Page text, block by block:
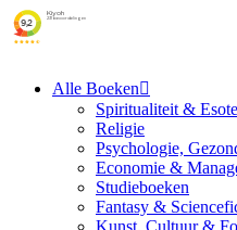
Alle Boeken
Spiritualiteit &
Religie
Psychologie,
Economie &
Studieboeken
Fantasy &
Kunst, Cultuur &